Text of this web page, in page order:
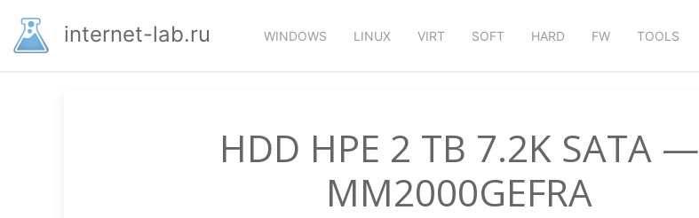
основномуinternet-lab.ru WINDOWS LINUX VIRT SOFT HARD FW TOOLS
HDD HPE 2 TB 7.2K SATA —
MM2000GEFRA